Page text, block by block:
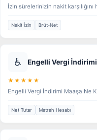
İzin sürelerinizin nakit karşılığını
Nakit İzin Brüt-Net
♿ Engelli Vergi
★★★★★
Engelli Vergi İndirimi Maaşa Ne
Net Tutar Matrah Hesabı